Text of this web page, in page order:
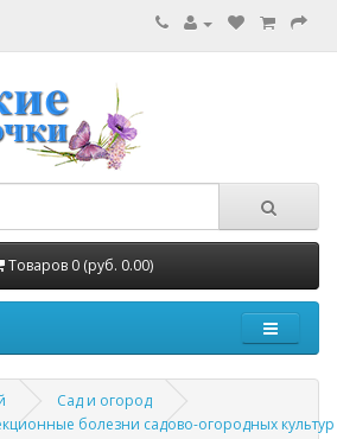
Товаров 0 (руб. 0.00)
Сад и огород
болезни садово-огородных культур